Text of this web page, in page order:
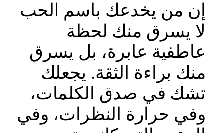
إن من يخدعك باسم الحب
لا يسرق منك لحظة
عاطفية عابرة، بل يسرق
منك براءة الثقة. يجعلك
تشك في صدق الكلمات،
وفي حرارة النظرات، وفي